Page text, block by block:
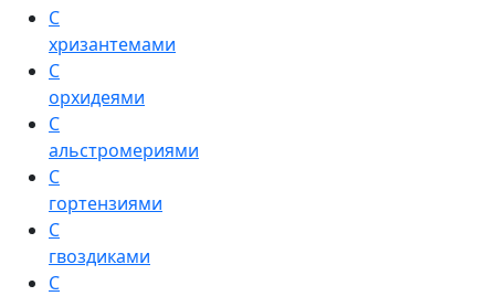
С
хризантемами
С
орхидеями
С
альстромериями
С
гортензиями
С
гвоздиками
С